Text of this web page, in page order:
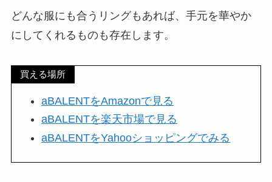
どんな服にも合うリングもあれば、手元を華やか
にしてくれるものも存在します。
買える場所
aBALENTをAmazonで見る
aBALENTを楽天市場で見る
aBALENTをYahooショッピングでみる